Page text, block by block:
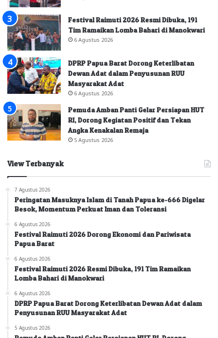
Festival Raimuti 2026 Resmi Dibuka, 191
Tim Ramaikan Lomba Bahari di Manokwari
6 Agustus 2026
DPRP Papua Barat Dorong Keterlibatan
Dewan Adat dalam Penyusunan RUU
Masyarakat Adat
6 Agustus 2026
Pemuda Amban Panti Gelar Persiapan HUT
RI, Dorong Kegiatan Positif dan Tekan
Angka Kenakalan Remaja
5 Agustus 2026
View Terbanyak
7 Agustus 2026
Peringatan Masuknya Islam di Tanah Papua ke-666 Digelar
Besok, Momentum Perkuat Iman dan Toleransi
6 Agustus 2026
Festival Raimuti 2026 Dorong Ekonomi dan Pariwisata
Papua Barat
6 Agustus 2026
Festival Raimuti 2026 Resmi Dibuka, 191 Tim Ramaikan
Lomba Bahari di Manokwari
6 Agustus 2026
DPRP Papua Barat Dorong Keterlibatan Dewan Adat dalam
Penyusunan RUU Masyarakat Adat
5 Agustus 2026